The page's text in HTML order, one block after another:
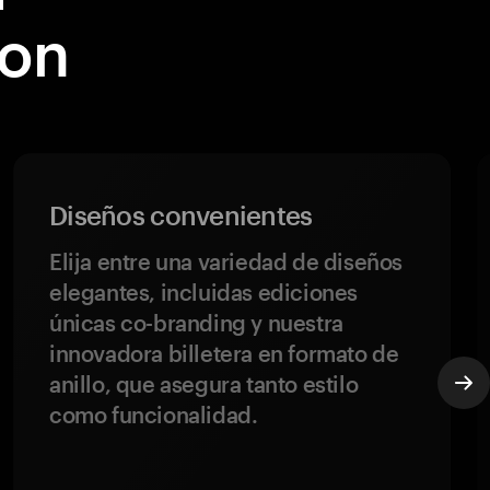
Diseños convenientes
Elija entre una variedad de diseños
elegantes, incluidas ediciones
únicas co-branding y nuestra
innovadora billetera en formato de
anillo, que asegura tanto estilo
como funcionalidad.